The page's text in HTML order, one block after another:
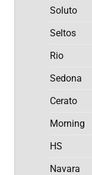
Soluto
Seltos
Rio
Sedona
Cerato
Morning
HS
Navara